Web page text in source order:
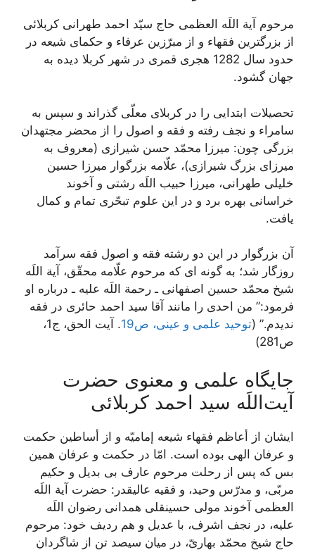
مرحوم آية اللَه العظمی حاج سيّد احمد طهرانى كربلائى‏
از بزرگترین فقهاء و از مبرّزين عرفاء و حكماى شیعه در
حدود سال 1282 هجری قمری در شهر کربلا دیده به
جهان گشود.
تحصیلات ابتدایی را در کربلای معلّی گذراند و سپس به
سامراء و نجف رفته و فقه و اصول را از محضر مجتهدان
بزرگى چون: ميرزا محمّد حسن شيرازى (معروف به
ميرزاى بزرگ شیرازی)، علّامه بزرگوار ميرزا حسين
خليلى طهرانى، ميرزا حبيب اللَه رشتى و آخوند
خراسانى بهره برد و در اين علوم تبحّرى تمام و كمال
يافت.
آن بزرگوار در اين دو رشته فقه و اصول فقه سرآمد
روزگار شد؛ به‏ گونه‏ اى كه مرحوم علّامه محقّق، آية اللَه
شيخ محمّد حسين اصفهانى ـ رحمة اللَه عليه ـ درباره او
فرمود:” من احدى را مانند آقا سيد احمد حائرى در فقه
نديدم.” (توحید علمی و عینی، ص19
. آیت الحق، ج1،
ص281)
جایگاه علمی و معنوی حضرت
آیت‌اللَه سید احمد کربلائی
ایشان از أعاظم فقهاء شيعه إماميّه و از أساطين حكمت
و عرفان الهى بوده است. امّا در حكمت و عرفان همين
بس كه پس از رحلت مرحوم عارف بى بديل و حكيم
مربّى، و مدرّس وحيد، و فقيه عاليقدر: حضرت آية اللَه
العظمى آخوند مولى حسين‏قلى همدانى رضوان اللَه
عليه، در نجف اشرف، با عديل و هم رديف خود: مرحوم
حاج شيخ محمّد بهارىّ، در ميان سيصد تن از شاگردان